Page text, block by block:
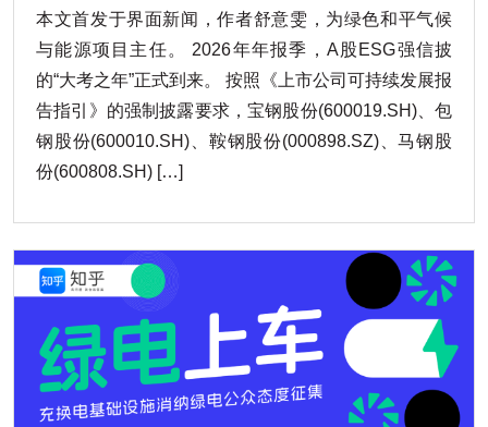
本文首发于界面新闻，作者舒意雯，为绿色和平气候
与能源项目主任。 2026年年报季，A股ESG强信披
的“大考之年”正式到来。 按照《上市公司可持续发展报
告指引》的强制披露要求，宝钢股份(600019.SH)、包
钢股份(600010.SH)、鞍钢股份(000898.SZ)、马钢股
份(600808.SH) […]